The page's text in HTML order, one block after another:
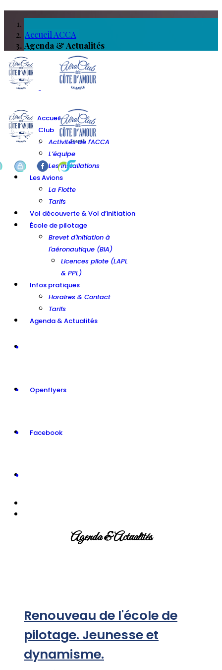
Accueil ACCA
Agenda & Actualités
ou réservation ?
">
Accueil
Le Club
Activités de l'ACCA
L’équipe
Les installations
Les Avions
La Flotte
Tarifs
Vol découverte & Vol d’initiation
École de pilotage
Brevet d'initiation à
l'aéronautique (BIA)
Licences pilote (LAPL
& PPL)
Infos pratiques
Horaires & Contact
Tarifs
Agenda & Actualités
Openflyers
Facebook
Agenda & Actualités
Renouveau de l'école de
pilotage. Jeunesse et
dynamisme.